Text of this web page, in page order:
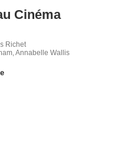
Cinéma
Richet
Annabelle Wallis